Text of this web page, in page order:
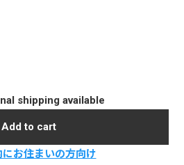
shipping available
Add to cart
にお住まいの方向け